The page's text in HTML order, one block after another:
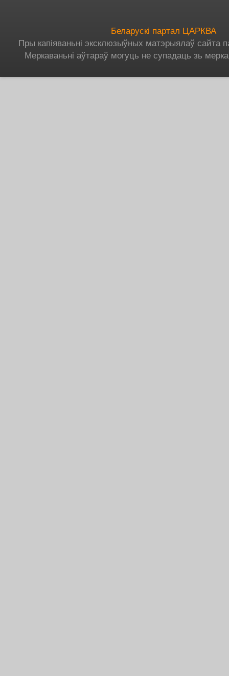
Беларускі партал ЦАРКВА
Пры капіяваньні эксклюзыўных матэрыялаў сайта
Меркаваньні аўтараў могуць не супадаць зь